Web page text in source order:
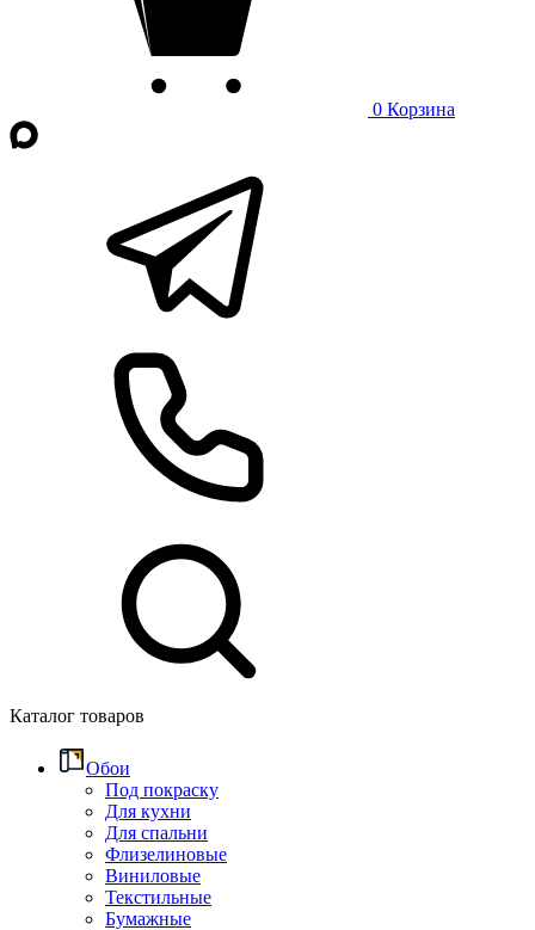
0 Корзина
Каталог товаров
Обои
Под покраску
Для кухни
Для спальни
Флизелиновые
Виниловые
Текстильные
Бумажные